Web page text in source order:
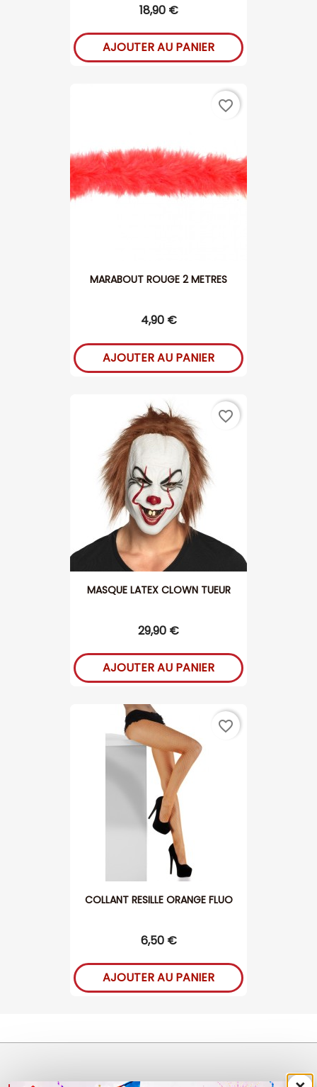
18,90 €
AJOUTER AU PANIER
MARABOUT ROUGE 2 METRES
4,90 €
AJOUTER AU PANIER
favorite_border
MASQUE LATEX CLOWN TUEUR
29,90 €
AJOUTER AU PANIER
favorite_border
COLLANT RESILLE ORANGE FLUO
6,50 €
AJOUTER AU PANIER
favorite_border